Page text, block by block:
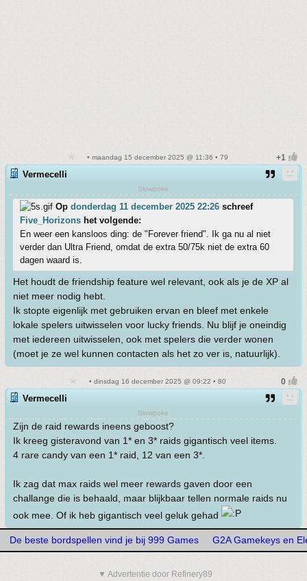
• maandag 15 december 2025 @ 11:36 • 79
Vermecelli
Slowpoke
Op donderdag 11 december 2025 22:26 schreef
Five_Horizons het volgende:
En weer een kansloos ding: de "Forever friend". Ik ga nu al niet
verder dan Ultra Friend, omdat de extra 50/75k niet de extra 60
dagen waard is.
Het houdt de friendship feature wel relevant, ook als je de XP al
niet meer nodig hebt.
Ik stopte eigenlijk met gebruiken ervan en bleef met enkele
lokale spelers uitwisselen voor lucky friends. Nu blijf je oneindig
met iedereen uitwisselen, ook met spelers die verder wonen
(moet je ze wel kunnen contacten als het zo ver is, natuurlijk).
• dinsdag 16 december 2025 @ 09:22 • 80
Vermecelli
Slowpoke
Zijn de raid rewards ineens geboost?
Ik kreeg gisteravond van 1* en 3* raids gigantisch veel items.
4 rare candy van een 1* raid, 12 van een 3*.
Ik zag dat max raids wel meer rewards gaven door een
challange die is behaald, maar blijkbaar tellen normale raids nu
ook mee. Of ik heb gigantisch veel geluk gehad
De beste bordspellen vind je bij 999 Games G2A Gamekeys en
▼ Advertentie door Refinery89